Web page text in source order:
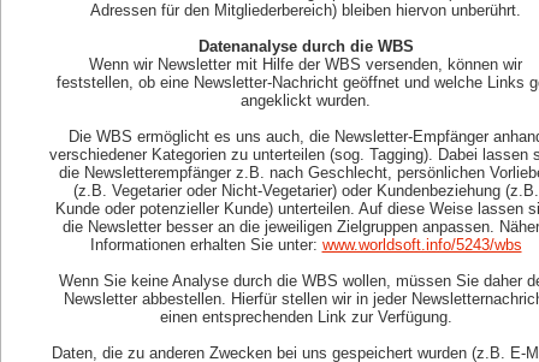
Adressen für den Mitgliederbereich) bleiben hiervon unberührt.
Datenanalyse durch die WBS
Wenn wir Newsletter mit Hilfe der WBS versenden, können wir
feststellen, ob eine Newsletter-Nachricht geöffnet und welche Links
angeklickt wurden.
Die WBS ermöglicht es uns auch, die Newsletter-Empfänger
verschiedener Kategorien zu unterteilen (sog. Tagging). Dabei lassen
die Newsletterempfänger z.B. nach Geschlecht, persönlichen
(z.B. Vegetarier oder Nicht-Vegetarier) oder Kundenbeziehung (z.B.
Kunde oder potenzieller Kunde) unterteilen. Auf diese Weise lassen
die Newsletter besser an die jeweiligen Zielgruppen anpassen.
Informationen erhalten Sie unter: www.worldsoft.info/5243/wbs
Wenn Sie keine Analyse durch die WBS wollen, müssen Sie daher
Newsletter abbestellen. Hierfür stellen wir in jeder
einen entsprechenden Link zur Verfügung.
Daten, die zu anderen Zwecken bei uns gespeichert wurden (z.B. E-